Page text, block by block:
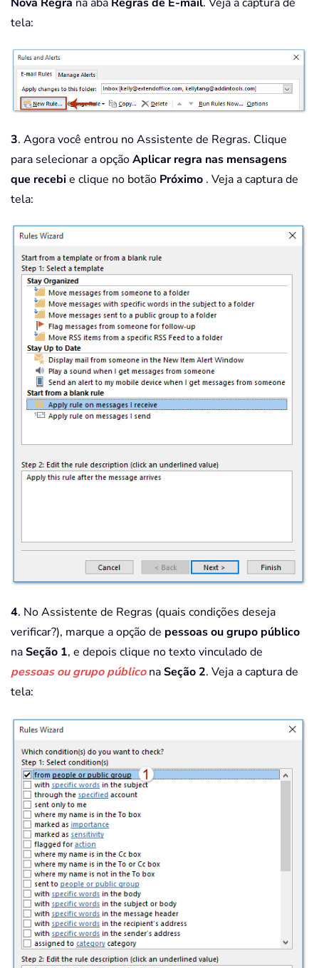
tela:
3. Agora você entrou no Assistente de Regras. Clique
para selecionar a opçãoAplicar regra nas mensagens
que recebie clique no botão Próximo . Veja a captura de
tela:
4. No Assistente de Regras (quais condições deseja
verificar?), marque a opção de pessoas ou grupo público
naSeção 1, e depois clique no texto vinculado de
pessoas ou grupo públiconaSeção 2. Veja a captura de
tela: